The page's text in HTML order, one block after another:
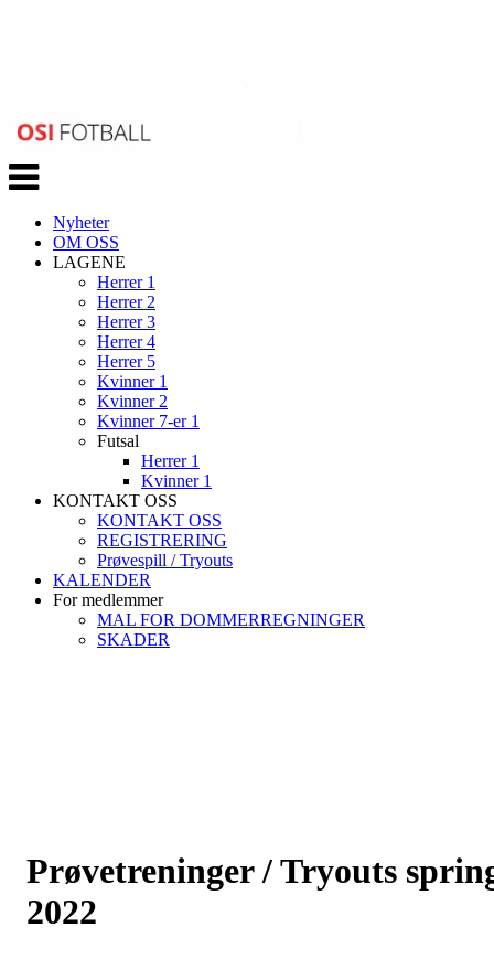
Veksle
navigasjon
Nyheter
OM OSS
LAGENE
Herrer 1
Herrer 2
Herrer 3
Herrer 4
Herrer 5
Kvinner 1
Kvinner 2
Kvinner 7-er 1
Futsal
Herrer 1
Kvinner 1
KONTAKT OSS
KONTAKT OSS
REGISTRERING
Prøvespill / Tryouts
KALENDER
For medlemmer
MAL FOR DOMMERREGNINGER
SKADER
Prøvetreninger / Tryouts
2022